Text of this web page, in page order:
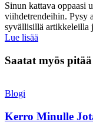
Sinun kattava oppaasi
viihdetrendeihin. Pysy
syvällisillä artikkeleilla
Lue lisää
Saatat myös pitää
Blogi
Kerro Minulle